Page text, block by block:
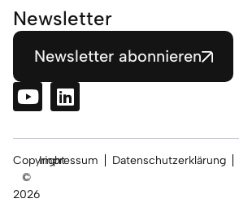
Newsletter
Newsletter abonnieren
Copyright
©
2026
Impressum Datenschutzerklärung